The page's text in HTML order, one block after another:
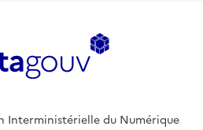
Interministérielle du Numérique